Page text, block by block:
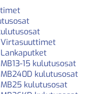
Virtasuuttimet
Lankaputket
MB13-15 kulutusosat
MB240D kulutusosat
MB25 kulutusosat